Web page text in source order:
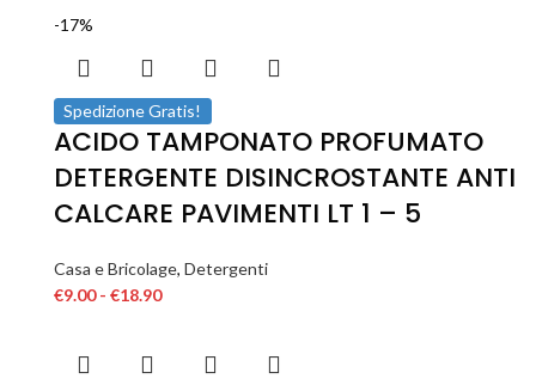
-17%
Spedizione Gratis!
ACIDO TAMPONATO PROFUMATO
DETERGENTE DISINCROSTANTE ANTI
CALCARE PAVIMENTI LT 1 – 5
Casa e Bricolage, Detergenti
€9.00 - €18.90